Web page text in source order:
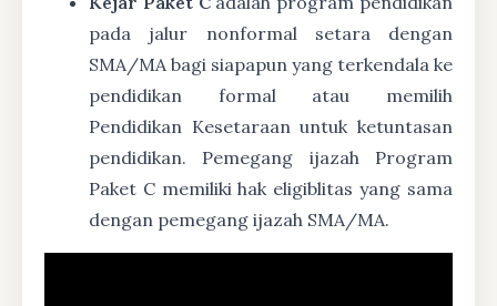
pada jalur nonformal setara dengan
SMA/MA bagi siapapun yang terkendala ke
pendidikan formal atau memilih
Pendidikan Kesetaraan untuk ketuntasan
pendidikan. Pemegang ijazah Program
Paket C memiliki hak eligiblitas yang sama
dengan pemegang ijazah SMA/MA.